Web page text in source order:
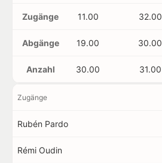
Zugänge 11.00 32.00
Abgänge 19.00 30.00
Anzahl 30.00 31.00
Zugänge
Rubén Pardo
Rémi Oudin